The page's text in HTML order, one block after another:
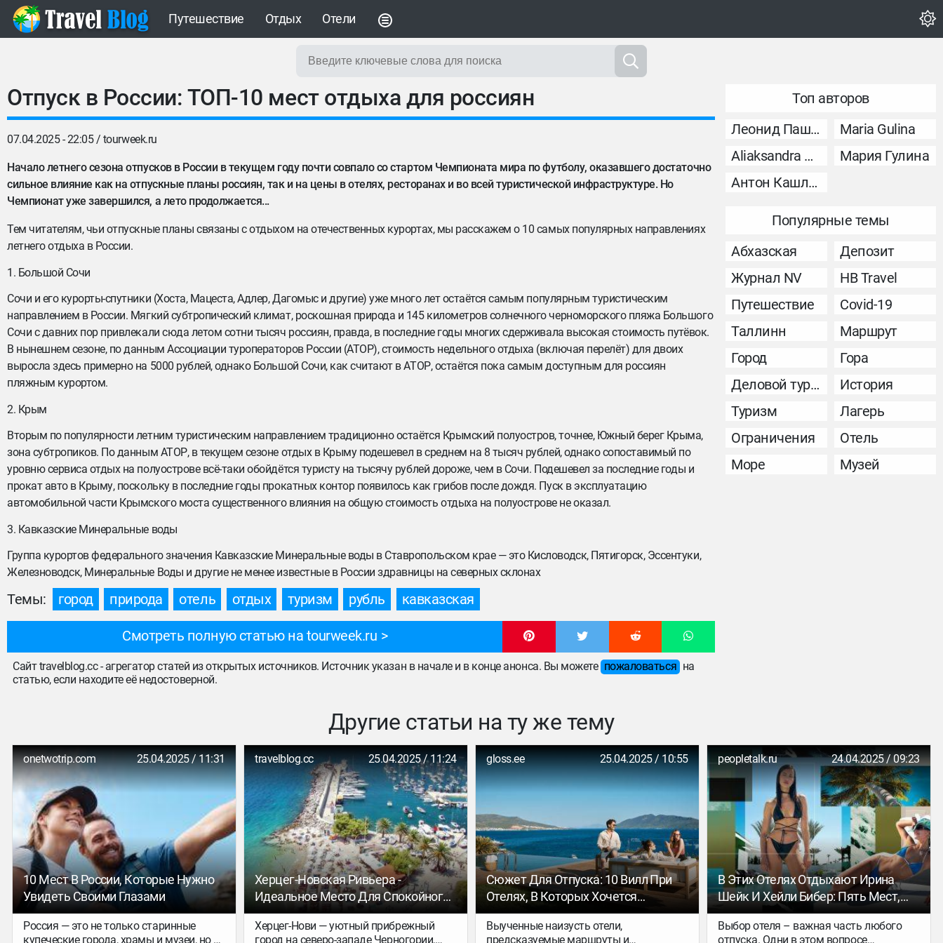
Путешествие Отдых Отели
Отпуск в России: ТОП-10 мест отдыха для россиян
07.04.2025 - 22:05 / tourweek.ru
Начало летнего сезона отпусков в России в текущем году почти совпало со стартом Чемпионата мира по футболу, оказавшего достаточно
сильное влияние как на отпускные планы россиян, так и на цены в отелях, ресторанах и во всей туристической инфраструктуре. Но
Чемпионат уже завершился, а лето продолжается...
Тем читателям, чьи отпускные планы связаны с отдыхом на отечественных курортах, мы расскажем о 10 самых популярных направлениях
летнего отдыха в России.
1. Большой Сочи
Сочи и его курорты-спутники (Хоста, Мацеста, Адлер, Дагомыс и другие) уже много лет остаётся самым популярным туристическим
направлением в России. Мягкий субтропический климат, роскошная природа и 145 километров солнечного черноморского пляжа Большого
Сочи с давних пор привлекали сюда летом сотни тысяч россиян, правда, в последние годы многих сдерживала высокая стоимость путёвок.
В нынешнем сезоне, по данным Ассоциации туроператоров России (АТОР), стоимость недельного отдыха (включая перелёт) для двоих
выросла здесь примерно на 5000 рублей, однако Большой Сочи, как считают в АТОР, остаётся пока самым доступным для россиян
пляжным курортом.
2. Крым
Вторым по популярности летним туристическим направлением традиционно остаётся Крымский полуостров, точнее, Южный берег Крыма,
зона субтропиков. По данным АТОР, в текущем сезоне отдых в Крыму подешевел в среднем на 8 тысяч рублей, однако сопоставимый по
уровню сервиса отдых на полуострове всё-таки обойдётся туристу на тысячу рублей дороже, чем в Сочи. Подешевел за последние годы и
прокат авто в Крыму, поскольку в последние годы прокатных контор появилось как грибов после дождя. Пуск в эксплуатацию
автомобильной части Крымского моста существенного влияния на общую стоимость отдыха на полуострове не оказал.
3. Кавказские Минеральные воды
Группа курортов федерального значения Кавказские Минеральные воды в Ставропольском крае — это Кисловодск, Пятигорск, Эссентуки,
Железноводск, Минеральные Воды и другие не менее известные в России здравницы на северных склонах
Темы: город природа отель отдых туризм рубль кавказская
Смотреть полную статью на tourweek.ru
Сайт travelblog.cc - агрегатор статей из открытых источников. Источник указан в начале и в конце анонса. Вы можете пожаловаться на
статью, если находите её недостоверной.
Топ авторов
Леонид Пашковский
Maria Gulina
Aliaksandra Murashka
Мария Гулина
Антон Кашликов
Популярные темы
Абхазская
Депозит
Журнал NV
НВ Travel
Путешествие
Covid-19
Таллинн
Маршрут
Город
Гора
Деловой туризм
История
Туризм
Лагерь
Ограничения
Отель
Море
Музей
Другие статьи на ту же тему
onetwotrip.com 25.04.2025 / 11:31
10 Мест В России, Которые Нужно
Увидеть Своими Глазами
Россия — это не только старинные
купеческие города, храмы и музеи, но и
travelblog.cc 25.04.2025 / 11:24
Херцег-Новская Ривьера -
Идеальное Место Для Спокойного
И Роскошного Отдыха
Херцег-Нови — уютный прибрежный
город на северо-западе Черногории,
gloss.ee 25.04.2025 / 10:55
Сюжет Для Отпуска: 10 Вилл При
Отелях, В Которых Хочется
Остаться Навсегда
Выученные наизусть отели,
предсказуемые маршруты и
peopletalk.ru 24.04.2025 / 09:23
В Этих Отелях Отдыхают Ирина
Шейк И Хейли Бибер: Пять Мест,
Где Можно Встретить Любимых
Звезд
Выбор отеля – важная часть любого
отпуска. Одни в этом вопросе